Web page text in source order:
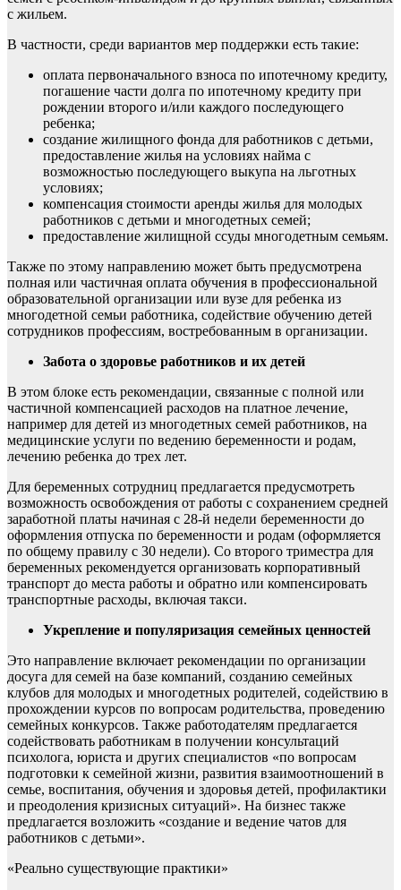
с жильем.
В частности, среди вариантов мер поддержки есть такие:
оплата первоначального взноса по ипотечному кредиту,
погашение части долга по ипотечному кредиту при
рождении второго и/или каждого последующего
ребенка;
создание жилищного фонда для работников с детьми,
предоставление жилья на условиях найма с
возможностью последующего выкупа на льготных
условиях;
компенсация стоимости аренды жилья для молодых
работников с детьми и многодетных семей;
предоставление жилищной ссуды многодетным семьям.
Также по этому направлению может быть предусмотрена
полная или частичная оплата обучения в профессиональной
образовательной организации или вузе для ребенка из
многодетной семьи работника, содействие обучению детей
сотрудников профессиям, востребованным в организации.
Забота о здоровье работников и их детей
В этом блоке есть рекомендации, связанные с полной или
частичной компенсацией расходов на платное лечение,
например для детей из многодетных семей работников, на
медицинские услуги по ведению беременности и родам,
лечению ребенка до трех лет.
Для беременных сотрудниц предлагается предусмотреть
возможность освобождения от работы с сохранением средней
заработной платы начиная с 28-й недели беременности до
оформления отпуска по беременности и родам (оформляется
по общему правилу с 30 недели). Со второго триместра для
беременных рекомендуется организовать корпоративный
транспорт до места работы и обратно или компенсировать
транспортные расходы, включая такси.
Укрепление и популяризация семейных ценностей
Это направление включает рекомендации по организации
досуга для семей на базе компаний, созданию семейных
клубов для молодых и многодетных родителей, содействию в
прохождении курсов по вопросам родительства, проведению
семейных конкурсов. Также работодателям предлагается
содействовать работникам в получении консультаций
психолога, юриста и других специалистов «по вопросам
подготовки к семейной жизни, развития взаимоотношений в
семье, воспитания, обучения и здоровья детей, профилактики
и преодоления кризисных ситуаций». На бизнес также
предлагается возложить «создание и ведение чатов для
работников с детьми».
«Реально существующие практики»